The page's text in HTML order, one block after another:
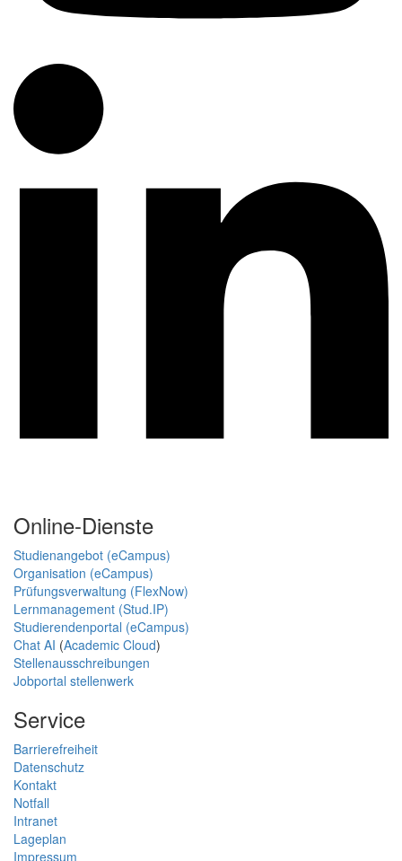
Online-Dienste
Studienangebot (eCampus)
Organisation (eCampus)
Prüfungsverwaltung (FlexNow)
Lernmanagement (Stud.IP)
Studierendenportal (eCampus)
Chat AI (Academic Cloud)
Stellenausschreibungen
Jobportal stellenwerk
Service
Barrierefreiheit
Datenschutz
Kontakt
Notfall
Intranet
Lageplan
Impressum